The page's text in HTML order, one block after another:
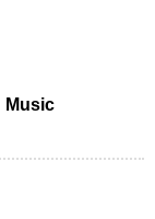
Music